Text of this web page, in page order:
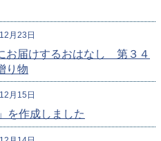
月23日
お届けするおはなし 第３４
り物
月15日
を作成しました